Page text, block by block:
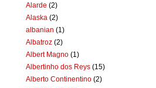
Alarde (2)
Alaska (2)
albanian (1)
Albatroz (2)
Albert Magno (1)
Albertinho dos Reys (15)
Alberto Continentino (2)